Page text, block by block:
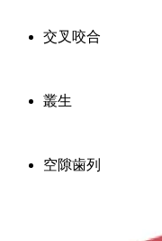
交叉咬合
叢生
空隙歯列